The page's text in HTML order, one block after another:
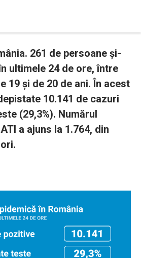
261 de persoane și-
ultimele 24 de ore, între
19 și de 20 de ani. În acest
10.141 de cazuri
(29,3%). Numărul
a ajuns la 1.764, din